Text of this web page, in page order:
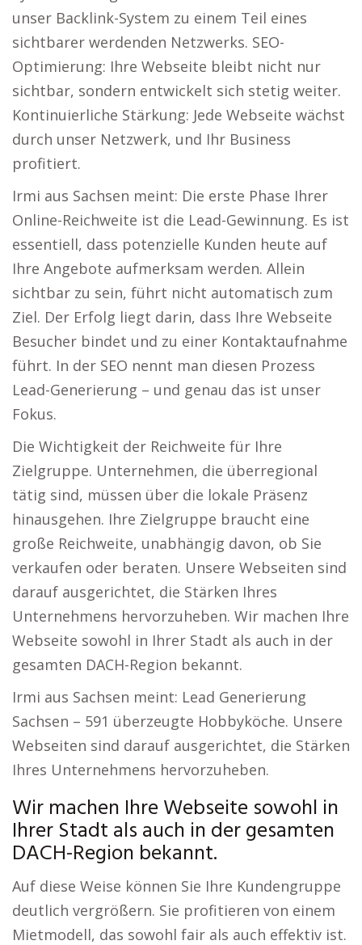
unser Backlink-System zu einem Teil eines
sichtbarer werdenden Netzwerks. SEO-
Optimierung: Ihre Webseite bleibt nicht nur
sichtbar, sondern entwickelt sich stetig weiter.
Kontinuierliche Stärkung: Jede Webseite wächst
durch unser Netzwerk, und Ihr Business
profitiert.
Irmi aus Sachsen meint: Die erste Phase Ihrer
Online-Reichweite ist die Lead-Gewinnung. Es ist
essentiell, dass potenzielle Kunden heute auf
Ihre Angebote aufmerksam werden. Allein
sichtbar zu sein, führt nicht automatisch zum
Ziel. Der Erfolg liegt darin, dass Ihre Webseite
Besucher bindet und zu einer Kontaktaufnahme
führt. In der SEO nennt man diesen Prozess
Lead-Generierung – und genau das ist unser
Fokus.
Die Wichtigkeit der Reichweite für Ihre
Zielgruppe. Unternehmen, die überregional
tätig sind, müssen über die lokale Präsenz
hinausgehen. Ihre Zielgruppe braucht eine
große Reichweite, unabhängig davon, ob Sie
verkaufen oder beraten. Unsere Webseiten sind
darauf ausgerichtet, die Stärken Ihres
Unternehmens hervorzuheben. Wir machen Ihre
Webseite sowohl in Ihrer Stadt als auch in der
gesamten DACH-Region bekannt.
Irmi aus Sachsen meint: Lead Generierung
Sachsen – 591 überzeugte Hobbyköche. Unsere
Webseiten sind darauf ausgerichtet, die Stärken
Ihres Unternehmens hervorzuheben.
Wir machen Ihre Webseite sowohl in
Ihrer Stadt als auch in der gesamten
DACH-Region bekannt.
Auf diese Weise können Sie Ihre Kundengruppe
deutlich vergrößern. Sie profitieren von einem
Mietmodell, das sowohl fair als auch effektiv ist.